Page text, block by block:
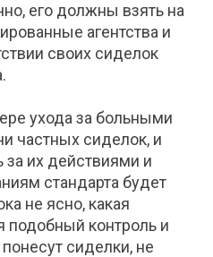
его должны взять на
агентства и
своих сиделок
ухода за больными
частных сиделок, и
за их действиями и
стандарта будет
не ясно, какая
подобный контроль и
сиделки, не